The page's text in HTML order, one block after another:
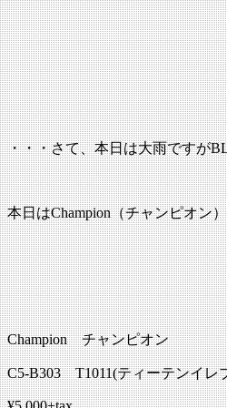
・・・さて、本日は大雨ですが
本日はChampion（チャンピオン
Champion チャンピオン
C5-B303 T1011(ティーテンイレ